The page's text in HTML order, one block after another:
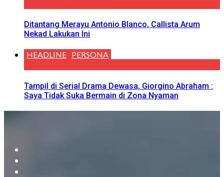
Ditantang Merayu Antonio Blanco, Callista Arum
Nekad Lakukan Ini
HEADLINE PERSONA
Tampil di Serial Drama Dewasa, Giorgino Abraham :
Saya Tidak Suka Bermain di Zona Nyaman